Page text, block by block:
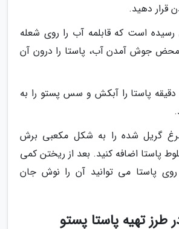
قرار دهید.
رسیده است که قابلمه آب را روی شعله
محض جوش آمدن آب، پاستا را درون آن
بعد از 8 تا 10 دقیقه پاستا را آبکش و سس پستو را به
گریل شده را به شکل مکعبی برش
پاستا اضافه کنید. بعد از ریختن کمی
روی پاستا می توانید آن را نوش جان
طرز تهیه پاستا پستو